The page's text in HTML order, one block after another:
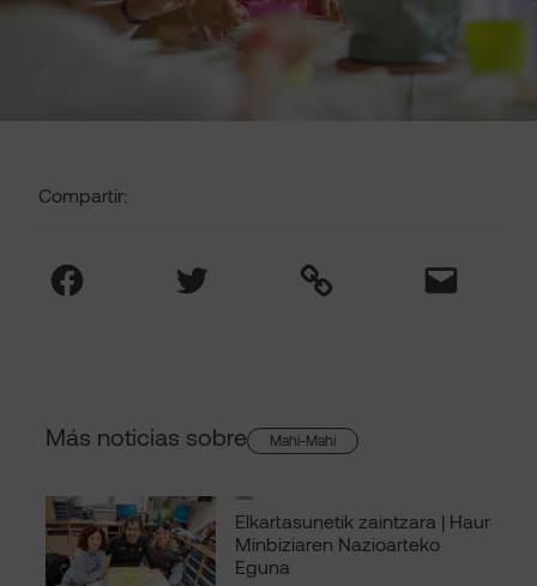
Compartir:
Facebook Twitter Link Mail
Más noticias sobre Mahi-Mahi
Elkartasunetik zaintzara | Haur
Minbiziaren Nazioarteko
Eguna